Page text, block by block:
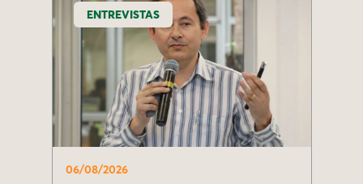
ENTREVISTAS
06/08/2026